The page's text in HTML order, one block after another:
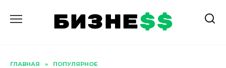
содержанию
ГЛАВНАЯ » ПОПУЛЯРНОЕ